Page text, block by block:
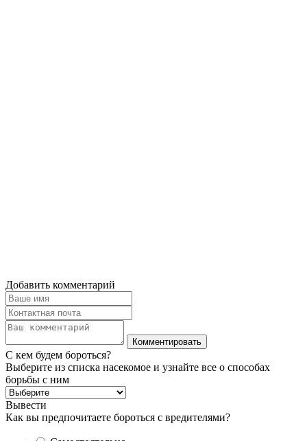
Добавить комментарий
С кем будем бороться?
Выберите из списка насекомое и узнайте все о способах
борьбы с ним
Вывести
Как вы предпочитаете бороться с вредителями?